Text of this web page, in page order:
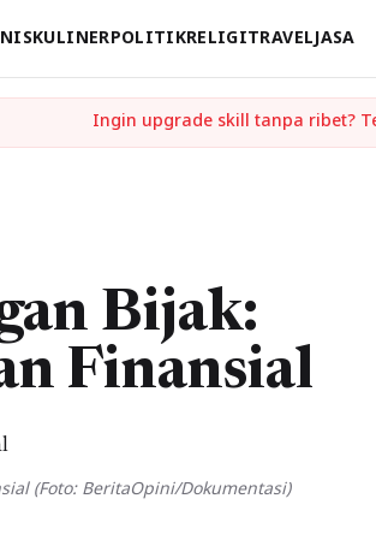
KULINERPOLITIKRELIGITRAVELJASA
Bijak:
Finansial
(Foto: BeritaOpini/Dokumentasi)